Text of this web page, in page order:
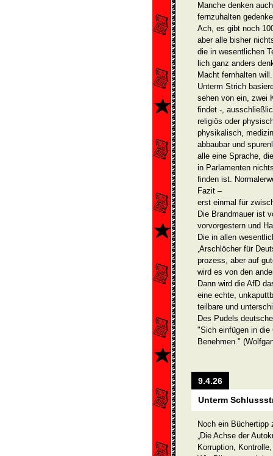
Manche denken
fernzuhalten
Ach, es gibt noch
aber alle bisher
die in we­sentlichen
lich ganz anders
Macht fernhalten will.
Unterm Strich
sehen von ein, zwei
findet -,
religiös oder
physika­lisch,
abbaubar und
alle eine Sprache,
in Parlamenten
finden ist.
Fazit –
erst einmal für
Die Brandmauer ist
vorvorgestern und
Die in allen
‚Arschlöcher für
prozess, aber auf
wird es von den
Dann wird die AfD
eine echte,
teilbare und
Des Pudels
"Sich einfügen in
Benehmen."
9.4.26
Unterm
Noch ein Büchertipp
„Die Achse der
Korruption,